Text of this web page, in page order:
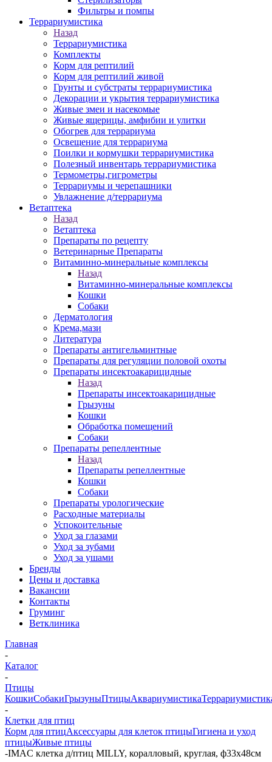
Фильтры и помпы
Террариумистика
Назад
Террариумистика
Комплекты
Корм для рептилий
Корм для рептилий живой
Грунты и субстраты террариумистика
Декорации и укрытия террариумистика
Живые змеи и насекомые
Живые ящерицы, амфибии и улитки
Обогрев для террариума
Освещение для террариума
Поилки и кормушки террариумистика
Полезный инвентарь террариумистика
Термометры,гигрометры
Террариумы и черепашники
Увлажнение д/террариума
Ветаптека
Назад
Ветаптека
Препараты по рецепту
Ветеринарные Препараты
Витаминно-минеральные комплексы
Назад
Витаминно-минеральные комплексы
Кошки
Собаки
Дерматология
Крема,мази
Литература
Препараты антигельминтные
Препараты для регуляции половой охоты
Препараты инсектоакарицидные
Назад
Препараты инсектоакарицидные
Грызуны
Кошки
Обработка помещений
Собаки
Препараты репеллентные
Назад
Препараты репеллентные
Кошки
Собаки
Препараты урологические
Расходные материалы
Успокоительные
Уход за глазами
Уход за зубами
Уход за ушами
Бренды
Цены и доставка
Вакансии
Контакты
Груминг
Ветклиника
Главная
-
Каталог
-
Птицы
КошкиСобакиГрызуныПтицыАквариумистика
-
Клетки для птиц
Корм для птицАксессуары для клеток птицыГигиена и уход
птицыЖивые птицы
-IMAC клетка д/птиц MILLY, коралловый, круглая, ф33х48см